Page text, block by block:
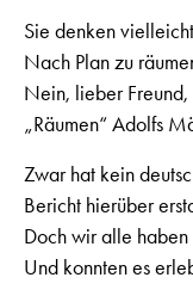
Sie denken
Nach Plan zu
Nein, lieber Freund,
„Räumen“ Adolfs
Zwar hat kein
Bericht hierüber
Doch wir alle haben
Und konnten es